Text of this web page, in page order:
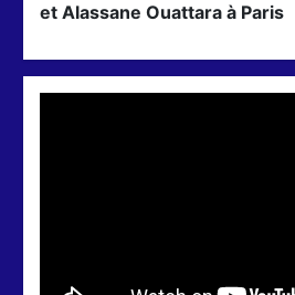
et Alassane Ouattara à Paris